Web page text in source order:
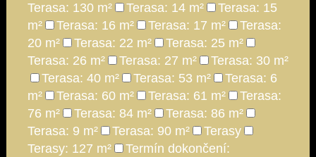
Terasa: 130 m²
Terasa: 14 m²
Terasa: 15
m²
Terasa: 16 m² Terasa: 17 m²
Terasa:
20 m²
Terasa: 22 m²
Terasa: 25 m²
Terasa: 26 m²
Terasa: 27 m²
Terasa: 30 m²
Terasa: 40 m²
Terasa: 53 m²
Terasa: 6
m²
Terasa: 60 m² Terasa: 61 m²
Terasa:
76 m²
Terasa: 84 m²
Terasa: 86 m²
Terasa: 9 m²
Terasa: 90 m²
Terasy
Terasy: 127 m²
Termín dokončení: